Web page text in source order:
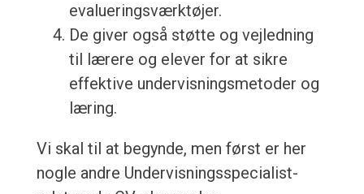
evalueringsværktøjer.
De giver også støtte og vejledning
til lærere og elever for at sikre
effektive undervisningsmetoder og
læring.
Vi skal til at begynde, men først er her
nogle andre Undervisningsspecialist-